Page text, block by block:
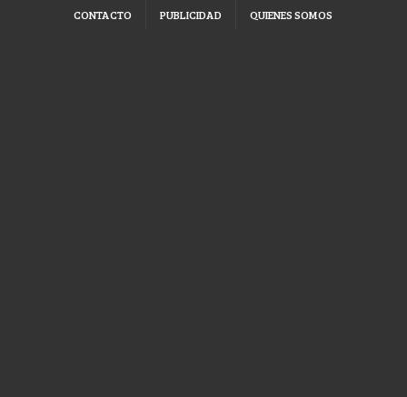
CONTACTO PUBLICIDAD QUIENES SOMOS